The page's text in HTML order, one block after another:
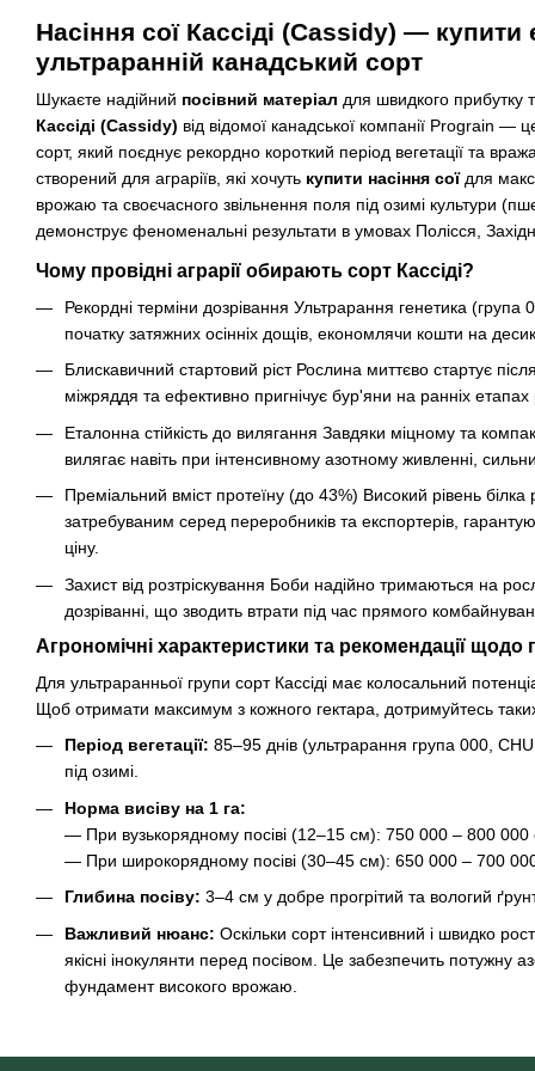
Насіння сої Кассіді (Cassidy) — купити
ультраранній канадський сорт
Шукаєте надійний посівний матеріал для швидкого прибутку
Кассіді (Cassidy) від відомої канадської компанії Prograin —
сорт, який поєднує рекордно короткий період вегетації та
створений для аграріїв, які хочуть купити насіння соїдля
врожаю та своєчасного звільнення поля під озимі культури
демонструє феноменальні результати в умовах Полісся,
Чому провідні аграрії обирають сорт Кассіді?
Рекордні терміни дозрівання Ультрарання генетика (група
початку затяжних осінніх дощів, економлячи кошти на
Блискавичний стартовий рістРослина миттєво стартує
міжряддя та ефективно пригнічує бур'яни на ранніх етапах
Еталонна стійкість до вилягання Завдяки міцному та
вилягає навіть при інтенсивному азотному живленні,
Преміальний вміст протеїну (до 43%) Високий рівень
затребуваним серед переробників та експортерів,
ціну.
Захист від розтріскування Боби надійно тримаються на
дозріванні, що зводить втрати під час прямого
Агрономічні характеристики та рекомендації щодо
Для ультраранньої групи сорт Кассіді має колосальний
Щоб отримати максимум з кожного гектара, дотримуйтесь
Період вегетації: 85–95 днів (ультрарання група 000,
під озимі.
Норма висіву на 1 га:
— При вузькорядному посіві (12–15 см): 750 000 – 800 000
— При широкорядному посіві (30–45 см): 650 000 – 700
Глибина посіву: 3–4 см у добре прогрітий та вологий
Важливий нюанс: Оскільки сорт інтенсивний і швидко
якісні інокулянти перед посівом. Це забезпечить потужну
фундамент високого врожаю.